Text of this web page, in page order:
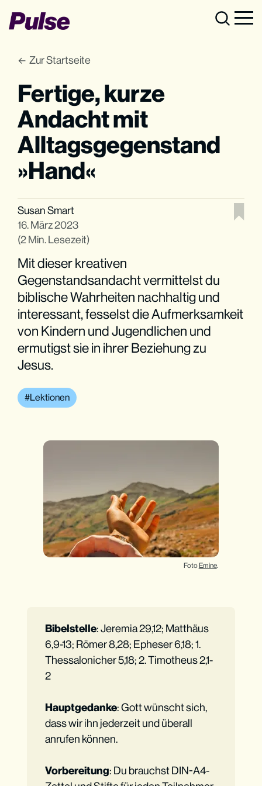
Zur Startseite
Fertige, kurze
Andacht mit
Alltagsgegenstand
»Hand«
Susan Smart
16. März 2023
(2 Min. Lesezeit)
Mit dieser kreativen
Gegenstandsandacht vermittelst du
biblische Wahrheiten nachhaltig und
interessant, fesselst die Aufmerksamkeit
von Kindern und Jugendlichen und
ermutigst sie in ihrer Beziehung zu
Jesus.
Lektionen
Foto Emine.
Bibelstelle: Jeremia 29,12; Matthäus
6,9-13; Römer 8,28; Epheser 6,18; 1.
Thessalonicher 5,18; 2. Timotheus 2,1-
2
Hauptgedanke: Gott wünscht sich,
dass wir ihn jederzeit und überall
anrufen können.
Vorbereitung: Du brauchst DIN-A4-